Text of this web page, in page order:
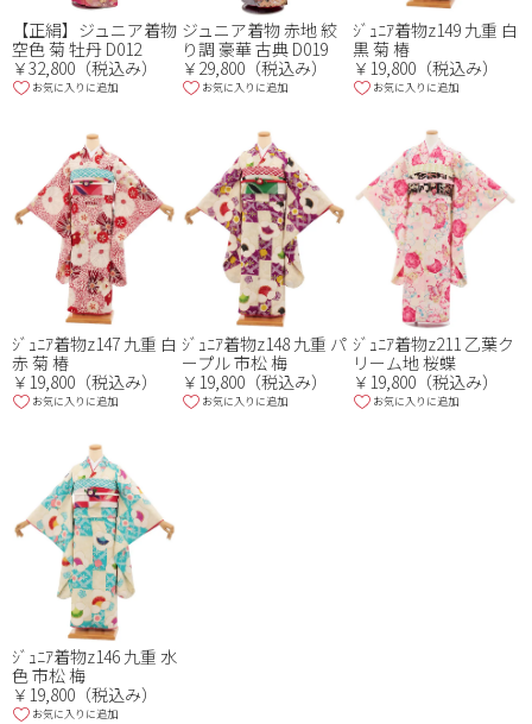
【正絹】ジュニア着物
空色 菊 牡丹 D012
￥32,800（税込み）
お気に入りに追加
ジュニア着物 赤地 絞
り調 豪華 古典 D019
￥29,800（税込み）
お気に入りに追加
ｼﾞｭﾆｱ着物z149 九重 白
黒 菊 椿
￥19,800（税込み）
お気に入りに追加
ｼﾞｭﾆｱ着物z147 九重 白
赤 菊 椿
￥19,800（税込み）
お気に入りに追加
ｼﾞｭﾆｱ着物z148 九重 パ
ープル 市松 梅
￥19,800（税込み）
お気に入りに追加
ｼﾞｭﾆｱ着物z211 乙葉ク
リーム地 桜蝶
￥19,800（税込み）
お気に入りに追加
ｼﾞｭﾆｱ着物z146 九重 水
色 市松 梅
￥19,800（税込み）
お気に入りに追加